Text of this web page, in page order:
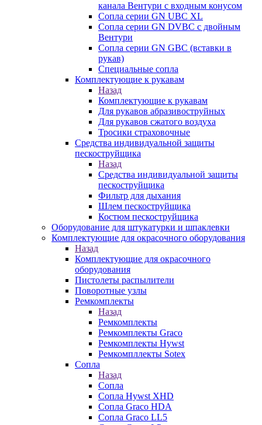
канала Вентури c входным конусом
Сопла серии GN UBC XL
Сопла серии GN DVBC с двойным
Вентури
Сопла серии GN GBC (вставки в
рукав)
Специальные сопла
Комплектующие к рукавам
Назад
Комплектующие к рукавам
Для рукавов абразивоструйных
Для рукавов сжатого воздуха
Тросики страховочные
Средства индивидуальной защиты
пескоструйщика
Назад
Средства индивидуальной защиты
пескоструйщика
Фильтр для дыхания
Шлем пескоструйщика
Костюм пескоструйщика
Оборудование для штукатурки и шпаклевки
Комплектующие для окрасочного оборудования
Назад
Комплектующие для окрасочного
оборудования
Пистолеты распылители
Поворотные узлы
Ремкомплекты
Назад
Ремкомплекты
Ремкомплекты Graco
Ремкомплекты Hywst
Ремкомпллекты Sotex
Сопла
Назад
Сопла
Сопла Hywst XHD
Сопла Graco HDA
Сопла Graco LL5